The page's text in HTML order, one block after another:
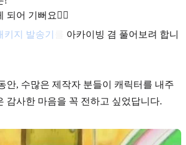
되어 기뻐요🙋‍♀️
키지 발송기
아카이빙 겸 풀어보려 합니
안, 수많은 제작자 분들이 캐릭터를 내주
감사한 마음을 꼭 전하고 싶었답니다.